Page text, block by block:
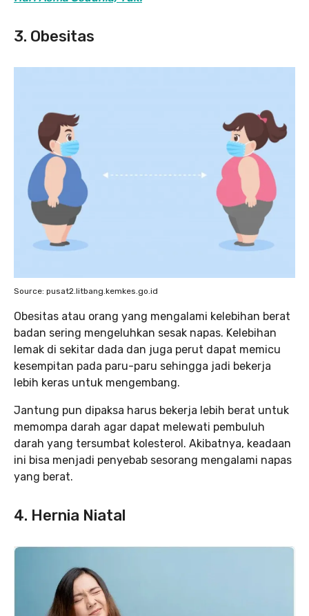
3. Obesitas
Source: pusat2.litbang.kemkes.go.id
Obesitas atau orang yang mengalami kelebihan berat
badan sering mengeluhkan sesak napas. Kelebihan
lemak di sekitar dada dan juga perut dapat memicu
kesempitan pada paru-paru sehingga jadi bekerja
lebih keras untuk mengembang.
Jantung pun dipaksa harus bekerja lebih berat untuk
memompa darah agar dapat melewati pembuluh
darah yang tersumbat kolesterol. Akibatnya, keadaan
ini bisa menjadi penyebab sesorang mengalami napas
yang berat.
4. Hernia Niatal